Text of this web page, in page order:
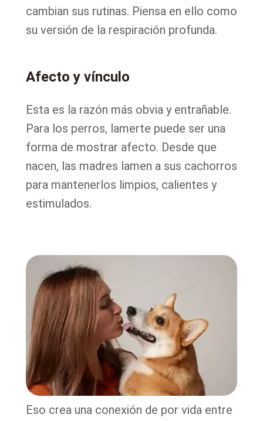
cambian sus rutinas. Piensa en ello como
su versión de la respiración profunda.
Afecto y vínculo
Esta es la razón más obvia y entrañable.
Para los perros, lamerte puede ser una
forma de mostrar afecto. Desde que
nacen, las madres lamen a sus cachorros
para mantenerlos limpios, calientes y
estimulados.
Eso crea una conexión de por vida entre